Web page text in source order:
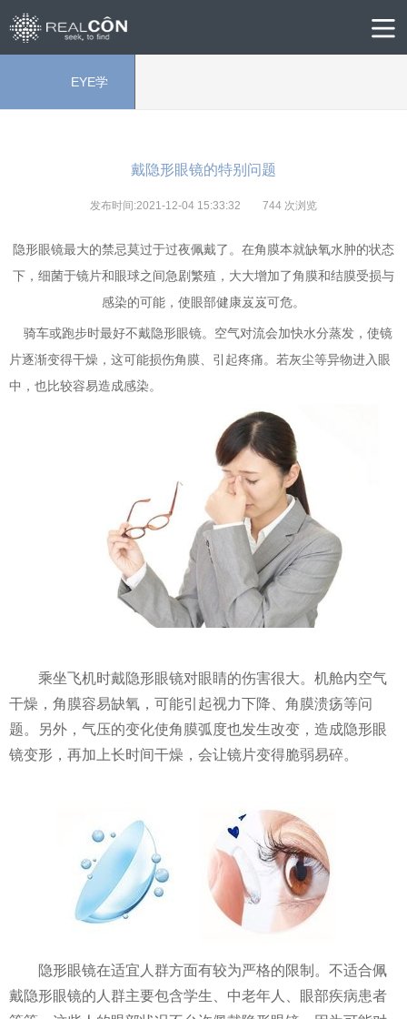
EYE学
戴隐形眼镜的特别问题
发布时间:2021-12-04 15:33:32 744 次浏览
隐形眼镜最大的禁忌莫过于过夜佩戴了。在角膜本就缺氧水肿的状态
下，细菌于镜片和眼球之间急剧繁殖，大大增加了角膜和结膜受损与
感染的可能，使眼部健康岌岌可危。
骑车或跑步时最好不戴隐形眼镜。空气对流会加快水分蒸发，使镜
片逐渐变得干燥，这可能损伤角膜、引起疼痛。若灰尘等异物进入眼
中，也比较容易造成感染。
乘坐飞机时戴隐形眼镜对眼睛的伤害很大。机舱内空气
干燥，角膜容易缺氧，可能引起视力下降、角膜溃疡等问
题。另外，气压的变化使角膜弧度也发生改变，造成隐形眼
镜变形，再加上长时间干燥，会让镜片变得脆弱易碎。
隐形眼镜在适宜人群方面有较为严格的限制。不适合佩
戴隐形眼镜的人群主要包含学生、中老年人、眼部疾病患者